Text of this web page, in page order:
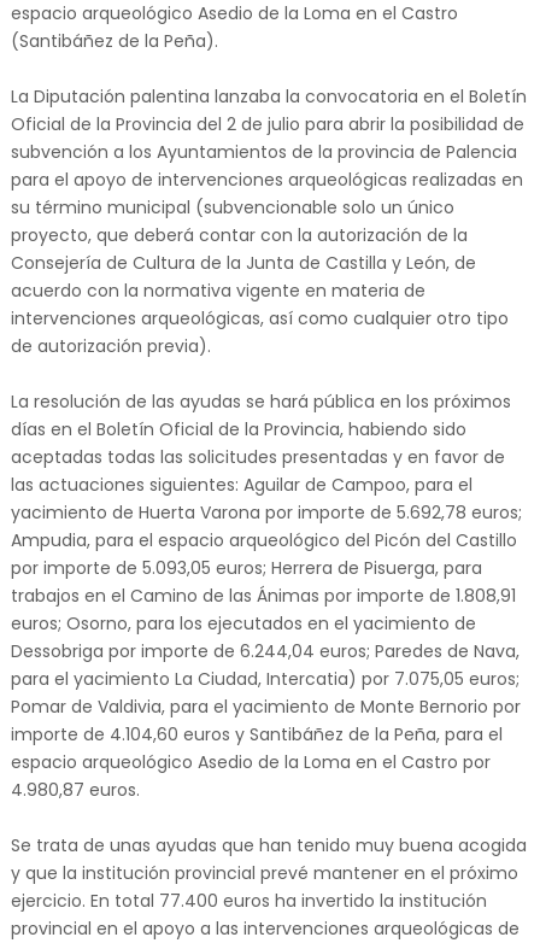
espacio arqueológico Asedio de la Loma en el Castro
(Santibáñez de la Peña).
La Diputación palentina lanzaba la convocatoria en el Boletín
Oficial de la Provincia del 2 de julio para abrir la posibilidad de
subvención a los Ayuntamientos de la provincia de Palencia
para el apoyo de intervenciones arqueológicas realizadas en
su término municipal (subvencionable solo un único
proyecto, que deberá contar con la autorización de la
Consejería de Cultura de la Junta de Castilla y León, de
acuerdo con la normativa vigente en materia de
intervenciones arqueológicas, así como cualquier otro tipo
de autorización previa).
La resolución de las ayudas se hará pública en los próximos
días en el Boletín Oficial de la Provincia, habiendo sido
aceptadas todas las solicitudes presentadas y en favor de
las actuaciones siguientes: Aguilar de Campoo, para el
yacimiento de Huerta Varona por importe de 5.692,78 euros;
Ampudia, para el espacio arqueológico del Picón del Castillo
por importe de 5.093,05 euros; Herrera de Pisuerga, para
trabajos en el Camino de las Ánimas por importe de 1.808,91
euros; Osorno, para los ejecutados en el yacimiento de
Dessobriga por importe de 6.244,04 euros; Paredes de Nava,
para el yacimiento La Ciudad, Intercatia) por 7.075,05 euros;
Pomar de Valdivia, para el yacimiento de Monte Bernorio por
importe de 4.104,60 euros y Santibáñez de la Peña, para el
espacio arqueológico Asedio de la Loma en el Castro por
4.980,87 euros.
Se trata de unas ayudas que han tenido muy buena acogida
y que la institución provincial prevé mantener en el próximo
ejercicio. En total 77.400 euros ha invertido la institución
provincial en el apoyo a las intervenciones arqueológicas de